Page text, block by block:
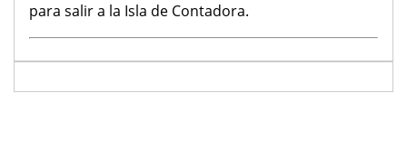
para salir a la Isla de Contadora.